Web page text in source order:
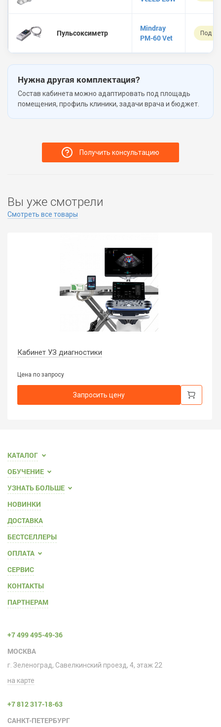
Пульсоксиметр
Mindray
PM-60 Vet
Под
Нужна другая комплектация?
Состав кабинета можно адаптировать под площадь
помещения, профиль клиники, задачи врача и бюджет.
Получить консультацию
Вы уже смотрели
Смотреть все товары
Кабинет УЗ диагностики
Цена по запросу
Запросить цену
КАТАЛОГ
ОБУЧЕНИЕ
УЗНАТЬ БОЛЬШЕ
НОВИНКИ
ДОСТАВКА
БЕСТСЕЛЛЕРЫ
ОПЛАТА
СЕРВИС
КОНТАКТЫ
ПАРТНЕРАМ
+7 499 495-49-36
МОСКВА
г. Зеленоград, Савелкинский проезд, 4, этаж 22
на карте
+7 812 317-18-63
САНКТ-ПЕТЕРБУРГ